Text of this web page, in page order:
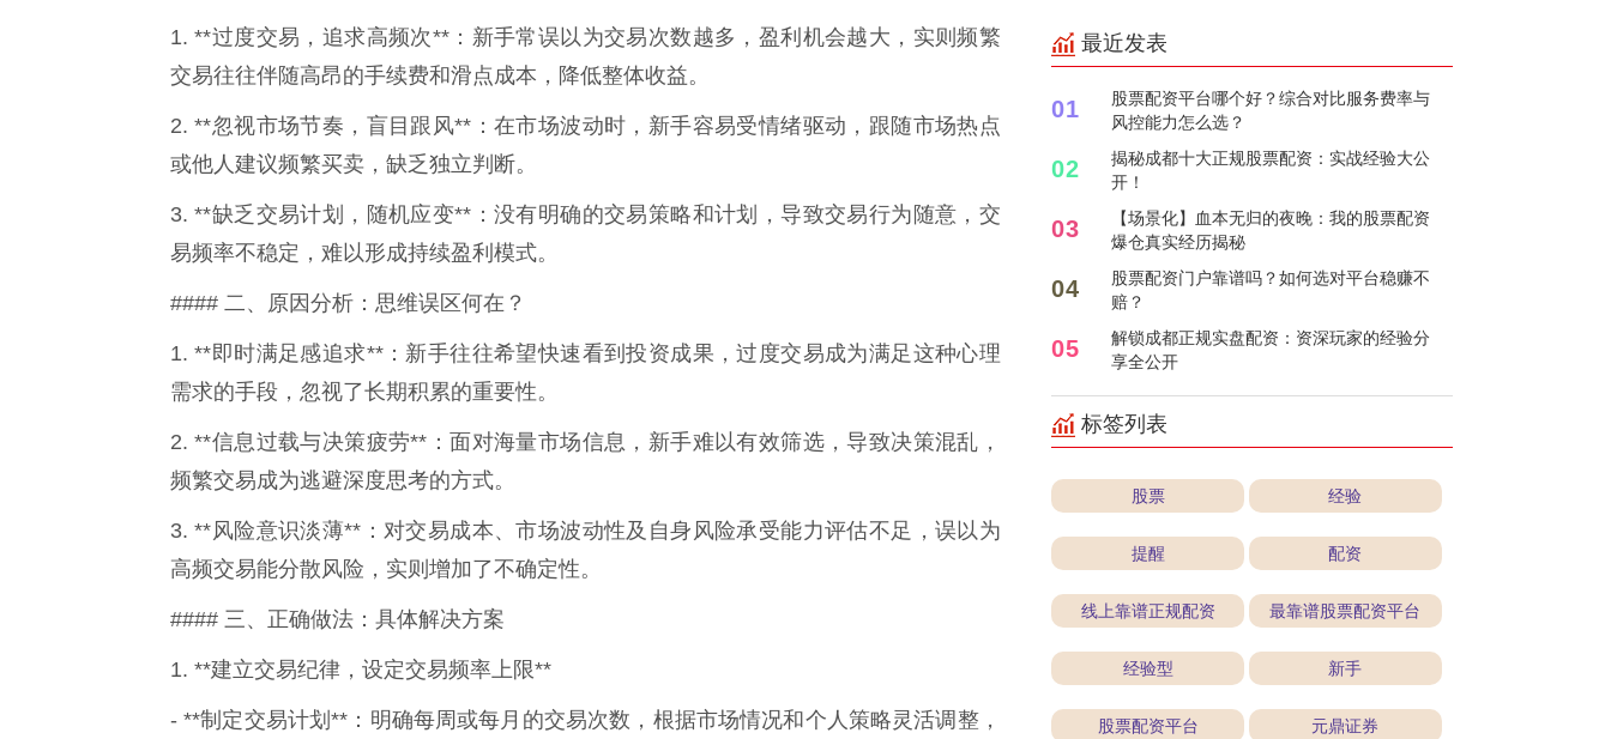
1. **过度交易，追求高频次**：新手常误以为交易次数越多，盈利机会越大，实则频繁
交易往往伴随高昂的手续费和滑点成本，降低整体收益。
2. **忽视市场节奏，盲目跟风**：在市场波动时，新手容易受情绪驱动，跟随市场热点
或他人建议频繁买卖，缺乏独立判断。
3. **缺乏交易计划，随机应变**：没有明确的交易策略和计划，导致交易行为随意，交
易频率不稳定，难以形成持续盈利模式。
#### 二、原因分析：思维误区何在？
1. **即时满足感追求**：新手往往希望快速看到投资成果，过度交易成为满足这种心理
需求的手段，忽视了长期积累的重要性。
2. **信息过载与决策疲劳**：面对海量市场信息，新手难以有效筛选，导致决策混乱，
频繁交易成为逃避深度思考的方式。
3. **风险意识淡薄**：对交易成本、市场波动性及自身风险承受能力评估不足，误以为
高频交易能分散风险，实则增加了不确定性。
#### 三、正确做法：具体解决方案
1. **建立交易纪律，设定交易频率上限**
- **制定交易计划**：明确每周或每月的交易次数，根据市场情况和个人策略灵活调整，
最近发表
01
股票配资平台哪个好？综合对比服务费率与
风控能力怎么选？
02
揭秘成都十大正规股票配资：实战经验大公
开！
03
【场景化】血本无归的夜晚：我的股票配资
爆仓真实经历揭秘
04
股票配资门户靠谱吗？如何选对平台稳赚不
赔？
05
解锁成都正规实盘配资：资深玩家的经验分
享全公开
标签列表
股票 经验
提醒 配资
线上靠谱正规配资 最靠谱股票配资平台
经验型 新手
股票配资平台 元鼎证券